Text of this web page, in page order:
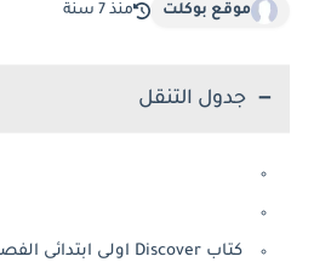
موقع بوكلت منذ 7 سنة
جدول التنقل
كتاب Discover اولى ابتدائى الفصل الدراسى الثانى 2019